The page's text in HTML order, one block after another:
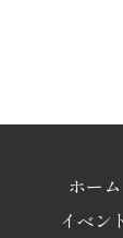
ホーム
イベン